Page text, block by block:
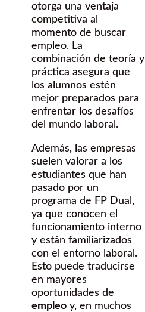
otorga una ventaja
competitiva al
momento de buscar
empleo. La
combinación de teoría y
práctica asegura que
los alumnos estén
mejor preparados para
enfrentar los desafíos
del mundo laboral.
Además, las empresas
suelen valorar a los
estudiantes que han
pasado por un
programa de FP Dual,
ya que conocen el
funcionamiento interno
y están familiarizados
con el entorno laboral.
Esto puede traducirse
en mayores
oportunidades de
empleo y, en muchos